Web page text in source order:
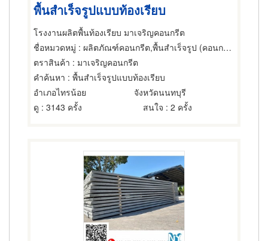
พื้นสำเร็จรูปแบบท้องเรียบ
โรงงานผลิตพื้นท้องเรียบ มาเจริญคอนกรีต
ชื่อหมวดหมู่ : ผลิตภัณฑ์คอนกรีต,พื้นสำเร็จรูป (คอนกรีตเสริมเหล็กและอัดแรง)
ตราสินค้า : มาเจริญคอนกรีต
คำค้นหา : พื้นสำเร็จรูปแบบท้องเรียบ
อำเภอไทรน้อย
จังหวัดนนทบุรี
ดู : 3143 ครั้ง สนใจ : 2 ครั้ง